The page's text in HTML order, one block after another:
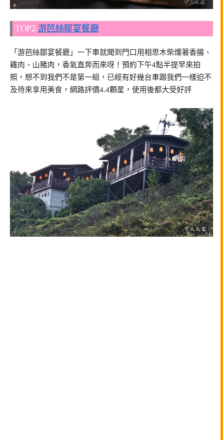
TOP2.游芭絲鄒宴餐廳
「游芭絲鄒宴餐廳」一下車就聞到門口用相思木柴燻著香腸、
雞肉、山豬肉，香氣直奔而來呀！預約下午4點半提早來拍
照，想不到我們不是第一組，已經有好幾台車跟我們一樣迫不
及待來享用美食，網路評價4.4顆星，使用後都大受好評